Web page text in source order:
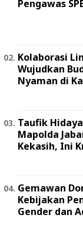
Pengawas
Kolaborasi
Wujudkan
Nyaman di
Taufik
Mapolda
Kekasih, Ini
Gemawan
Kebijakan
Gender dan